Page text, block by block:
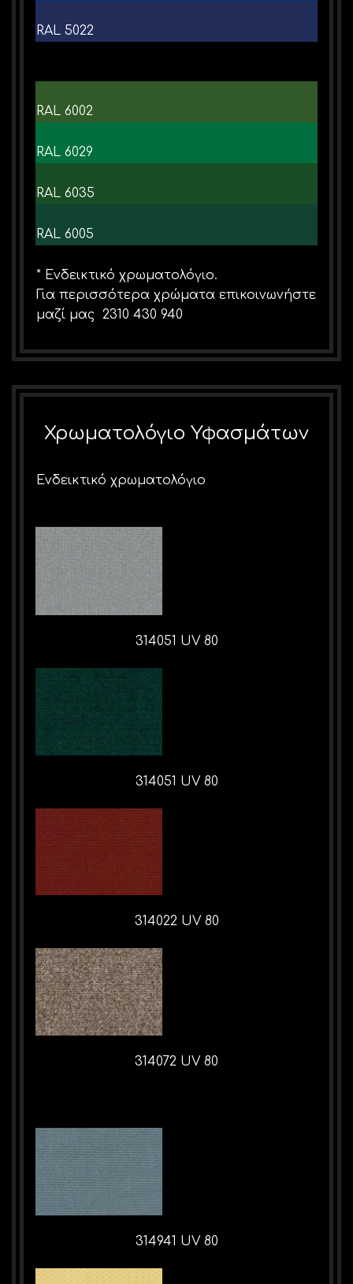
RAL 5022
RAL 6002
RAL 6029
RAL 6035
RAL 6005
* Ενδεικτικό χρωματολόγιο.
Για περισσότερα χρώματα επικοινωνήστε
μαζί μας 2310 430 940
Χρωματολόγιο Υφασμάτων
Ενδεικτικό χρωματολόγιο
314051 UV 80
314051 UV 80
314022 UV 80
314072 UV 80
314941 UV 80